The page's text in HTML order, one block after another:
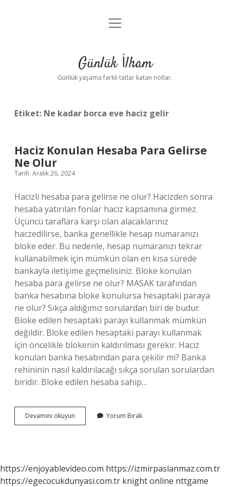
Anasayfa
Yasal Uyarı
menüyü
Günlük İlham
Günlük yaşama farklı tatlar katan notlar.
Etiket: Ne kadar borca eve haciz gelir
Haciz Konulan Hesaba Para Gelirse
Ne Olur
Tarih: Aralık 26, 2024
Hacizli hesaba para gelirse ne olur? Hacizden sonra
hesaba yatırılan fonlar haciz kapsamına girmez.
Üçüncü taraflara karşı olan alacaklarınız
haczedilirse, banka genellikle hesap numaranızı
bloke eder. Bu nedenle, hesap numaranızı tekrar
kullanabilmek için mümkün olan en kısa sürede
bankayla iletişime geçmelisiniz. Bloke konulan
hesaba para gelirse ne olur? MASAK tarafından
banka hesabına bloke konulursa hesaptaki paraya
ne olur? Sıkça aldığımız sorulardan biri de budur.
Bloke edilen hesaptaki parayı kullanmak mümkün
değildir. Bloke edilen hesaptaki parayı kullanmak
için öncelikle blokenin kaldırılması gerekir. Haciz
konulan banka hesabından para çekilir mi? Banka
rehininin nasıl kaldırılacağı sıkça sorulan sorulardan
biridir. Bloke edilen hesaba sahip…
Devamını okuyun
Konulan
Olur
Yorum Bırak
https://enjoyablevideo.com https://izmirpaslanmaz.com.tr
https://egecocukdunyasi.com.tr knight online nttgame